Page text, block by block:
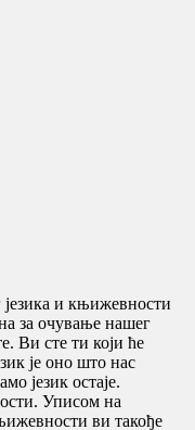
и књижевности
за очување нашег
Ви сте ти који ће
је оно што нас
језик остаје.
Уписом на
ви такође